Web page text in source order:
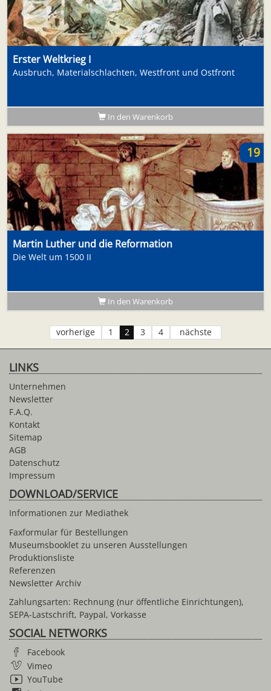
Erster Weltkrieg I
Ausbruch, Materialschlachten, Westfront und Ostfront
In den Warenkorb
19
Martin Luther und die Reformation
Die Welt um 1500 II
In den Warenkorb
vorherige 1 2 3 4 nächste
LINKS
Unternehmen
Newsletter
F.A.Q.
Kontakt
Sitemap
AGB
Datenschutz
Impressum
DOWNLOAD/SERVICE
Informationen zur Mediathek
Faxformular für Bestellungen
Museumsbooklet zu unseren Ausstellungen
Produktionsliste
Referenzen
Newsletter Archiv
Zahlungsarten: Rechnung (nur öffentliche Einrichtungen),
SEPA-Lastschrift, Paypal, Vorkasse
SOCIAL NETWORKS
Facebook
Vimeo
YouTube